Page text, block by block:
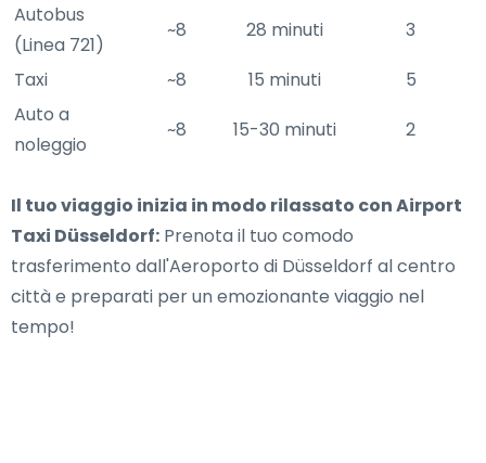
Autobus
(Linea 721)
~8 28 minuti
3
Taxi
~8 15 minuti
5
Auto a
noleggio
~8 15-30 minuti 2
Il tuo viaggio inizia in modo rilassato con Airport
Taxi Düsseldorf: Prenota il tuo comodo
trasferimento dall'Aeroporto di Düsseldorf al centro
città e preparati per un emozionante viaggio nel
tempo!